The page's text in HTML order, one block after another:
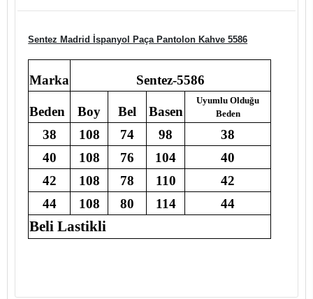
Sentez Madrid İspanyol Paça Pantolon Kahve 5586
Marka Sentez-5586
Beden Boy Bel Basen
Uyumlu Olduğu
Beden
38 108 74 98
38
40
108 76 104
40
42
108 78 110
42
44
108 80 114 44
Beli Lastikli